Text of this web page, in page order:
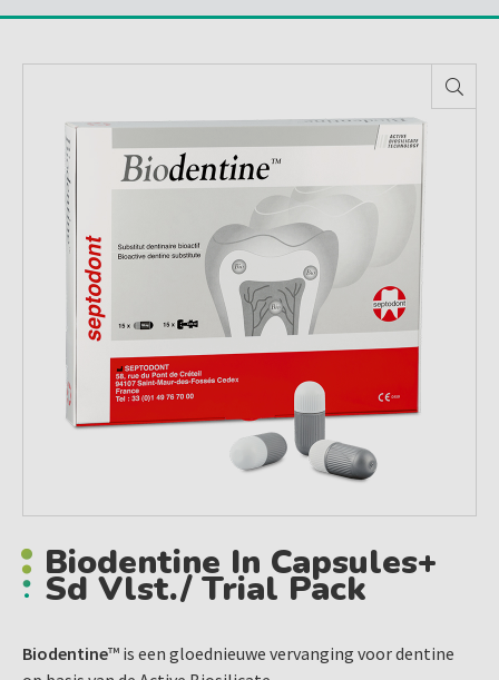
Biodentine In Capsules+
Sd Vlst./ Trial Pack
Biodentine™ is een gloednieuwe vervanging voor dentine